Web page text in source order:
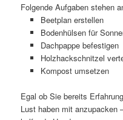
Folgende Aufgaben stehen
Beetplan erstellen
Bodenhülsen für
Dachpappe befestigen
Holzhackschnitzel
Kompost umsetzen
Egal ob Sie bereits
Lust haben mit anzupacken